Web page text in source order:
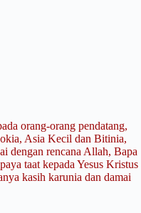
orang-orang pendatang,
Asia Kecil dan Bitinia,
dengan rencana Allah, Bapa
taat kepada Yesus Kristus
kasih karunia dan damai